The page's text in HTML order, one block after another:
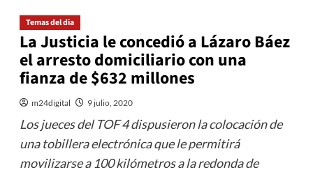
Temas del dia
La Justicia le concedió a Lázaro Báez
el arresto domiciliario con una
fianza de $632 millones
m24digital 9 julio, 2020
Los jueces del TOF 4 dispusieron la colocación de
una tobillera electrónica que le permitirá
movilizarse a 100 kilómetros a la redonda de